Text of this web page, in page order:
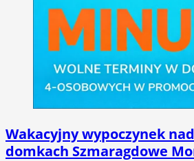
Wakacyjny wypoczynek
domkach Szmaragdowe